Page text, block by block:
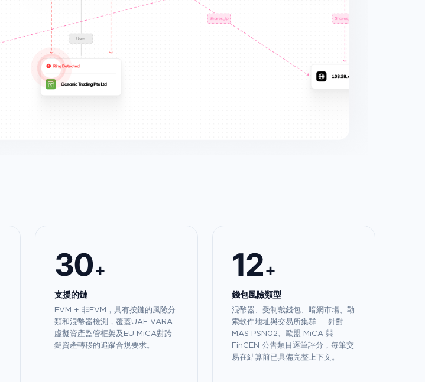
30+
支援的鏈
EVM + 非EVM，具有按鏈的風險分
類和混幣器檢測，覆蓋UAE VARA
虛擬資產監管框架及EU MiCA對跨
鏈資產轉移的追蹤合規要求。
12+
錢包風險類型
混幣器、受制裁錢包、暗網市場、勒
索軟件地址與交易所集群 — 針對
MAS PSN02、歐盟 MiCA 與
FinCEN 公告類目逐筆評分，每筆交
易在結算前已具備完整上下文。